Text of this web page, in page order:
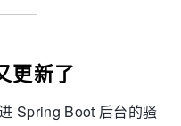
更新了
Spring Boot 后台的骚